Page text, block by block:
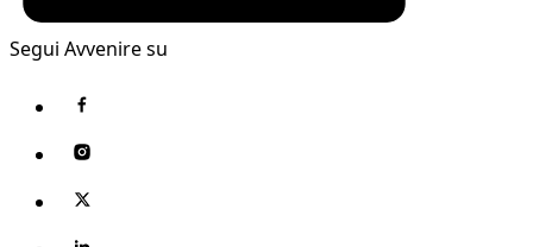
Segui Avvenire su